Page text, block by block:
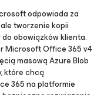
odpowiada za
tworzenie kopii
obowiązków klienta.
Microsoft Office 365 v4
masową Azure Blob
które chcą
365 na platformie